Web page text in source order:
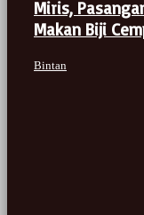
Miris,
Makan Biji
Bintan